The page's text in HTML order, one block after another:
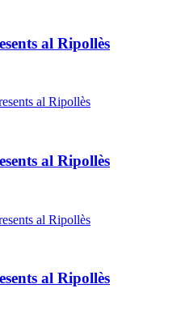
al Ripollès
al Ripollès
al Ripollès